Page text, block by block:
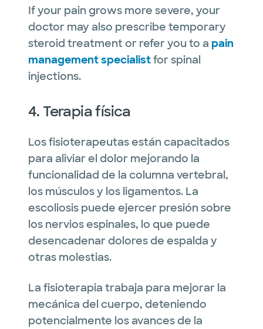
If your pain grows more severe, your
doctor may also prescribe temporary
steroid treatment or refer you to a pain
management specialistfor spinal
injections.
4. Terapia física
Los fisioterapeutas están capacitados
para aliviar el dolor mejorando la
funcionalidad de la columna vertebral,
los músculos y los ligamentos. La
escoliosis puede ejercer presión sobre
los nervios espinales, lo que puede
desencadenar dolores de espalda y
otras molestias.
La fisioterapia trabaja para mejorar la
mecánica del cuerpo, deteniendo
potencialmente los avances de la